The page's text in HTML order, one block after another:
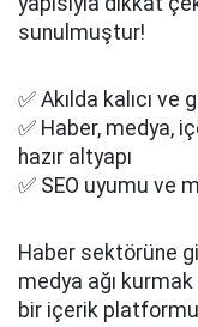
sunulmuştur!
✅ Akılda kalıcı ve
✅ Haber, medya,
hazır altyapı
✅ SEO uyumu ve
Haber sektörüne
medya ağı
bir içerik